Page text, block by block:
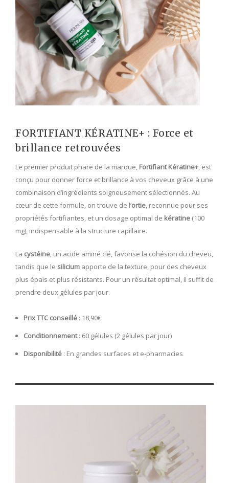
FORTIFIANT KÉRATINE+ : Force et
brillance retrouvées
Le premier produit phare de la marque, Fortifiant Kératine+, est
conçu pour donner force et brillance à vos cheveux grâce à une
combinaison d’ingrédients soigneusement sélectionnés. Au
cœur de cette formule, on trouve de l’ortie, reconnue pour ses
propriétés fortifiantes, et un dosage optimal de kératine (100
mg), indispensable à la structure capillaire.
La cystéine, un acide aminé clé, favorise la cohésion du cheveu,
tandis que le silicium apporte de la texture, pour des cheveux
plus épais et plus résistants. Pour un résultat optimal, il suffit de
prendre deux gélules par jour.
Prix TTC conseillé : 18,90€
Conditionnement: 60 gélules (2 gélules par jour)
Disponibilité : En grandes surfaces et e-pharmacies